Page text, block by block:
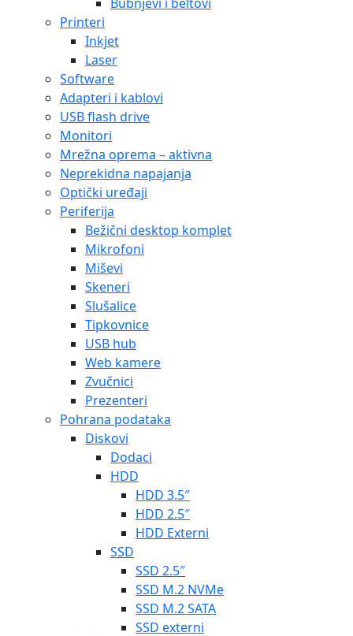
Printeri
Inkjet
Laser
Software
Adapteri i kablovi
USB flash drive
Monitori
Mrežna oprema – aktivna
Neprekidna napajanja
Optički uređaji
Periferija
Bežični desktop komplet
Mikrofoni
Miševi
Skeneri
Slušalice
Tipkovnice
USB hub
Web kamere
Zvučnici
Prezenteri
Pohrana podataka
Diskovi
Dodaci
HDD
HDD 3.5″
HDD 2.5″
HDD Externi
SSD
SSD 2.5″
SSD M.2 NVMe
SSD M.2 SATA
SSD externi